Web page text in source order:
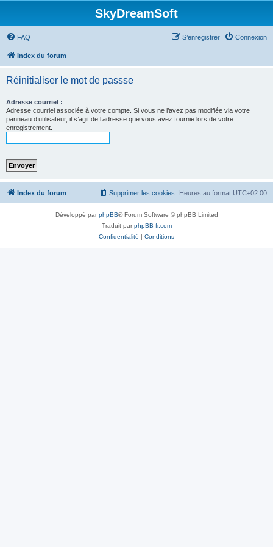
SkyDreamSoft
FAQ Connexion
S’enregistrer
Index du forum
Réinitialiser le mot de passse
Adresse courriel :
Adresse courriel associée à votre compte. Si vous ne l’avez pas modifiée via votre
panneau d’utilisateur, il s’agit de l’adresse que vous avez fournie lors de votre
enregistrement.
Index du forum Heures au format UTC+02:00
Supprimer les cookies
Développé parphpBB® Forum Software © phpBB Limited
Traduit parphpBB-fr.com
Confidentialité | Conditions